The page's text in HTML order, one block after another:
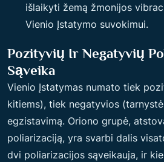
išlaikyti žemą žmonijos
Vienio Įstatymo suvokimui.
Pozityvių Ir Negatyvių
Sąveika
Vienio Įstatymas numato tiek
kitiems), tiek negatyvios
egzistavimą. Oriono grupė,
poliarizaciją, yra svarbi dalis
dvi poliarizacijos sąveikauja, ir